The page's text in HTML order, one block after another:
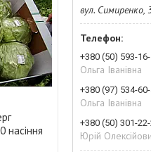
насіння
вул. Симиренко,
+380 (50) 593-
Ольга Іванівна
+380 (97) 534-
Ольга Іванівна
+380 (50) 301-
Юрій